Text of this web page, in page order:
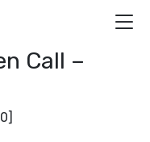
Call –